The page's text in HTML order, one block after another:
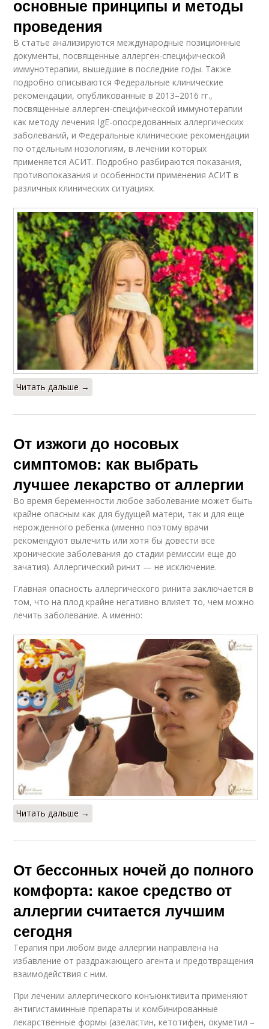
основные принципы и методы
проведения
В статье анализируются международные позиционные
документы, посвященные аллерген-специфической
иммунотерапии, вышедшие в последние годы. Также
подробно описываются Федеральные клинические
рекомендации, опубликованные в 2013–2016 гг.,
посвященные аллерген-специфической иммунотерапии
как методу лечения IgE-опосредованных аллергических
заболеваний, и Федеральные клинические рекомендации
по отдельным нозологиям, в лечении которых
применяется АСИТ. Подробно разбираются показания,
противопоказания и особенности применения АСИТ в
различных клинических ситуациях.
Читать дальше →
От изжоги до носовых
симптомов: как выбрать
лучшее лекарство от аллергии
Во время беременности любое заболевание может быть
крайне опасным как для будущей матери, так и для еще
нерожденного ребенка (именно поэтому врачи
рекомендуют вылечить или хотя бы довести все
хронические заболевания до стадии ремиссии еще до
зачатия). Аллергический ринит — не исключение.
Главная опасность аллергического ринита заключается в
том, что на плод крайне негативно влияет то, чем можно
лечить заболевание. А именно:
Читать дальше →
От бессонных ночей до полного
комфорта: какое средство от
аллергии считается лучшим
сегодня
Терапия при любом виде аллергии направлена на
избавление от раздражающего агента и предотвращения
взаимодействия с ним.
При лечении аллергического конъюнктивита применяют
антигистаминные препараты и комбинированные
лекарственные формы (азеластин, кетотифен, окуметил –